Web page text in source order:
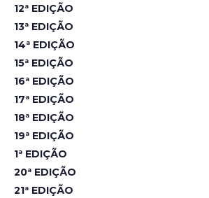
12ª EDIÇÃO
13ª EDIÇÃO
14ª EDIÇÃO
15ª EDIÇÃO
16ª EDIÇÃO
17ª EDIÇÃO
18ª EDIÇÃO
19ª EDIÇÃO
1ª EDIÇÃO
20ª EDIÇÃO
21ª EDIÇÃO